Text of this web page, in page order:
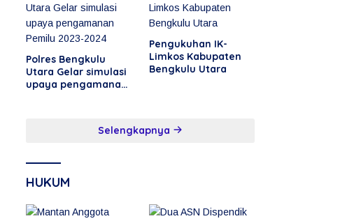
Polres Bengkulu
Utara Gelar simulasi
upaya pengamanan
Pengukuhan IK-
Limkos Kabupaten
Bengkulu Utara
Selengkapnya
HUKUM